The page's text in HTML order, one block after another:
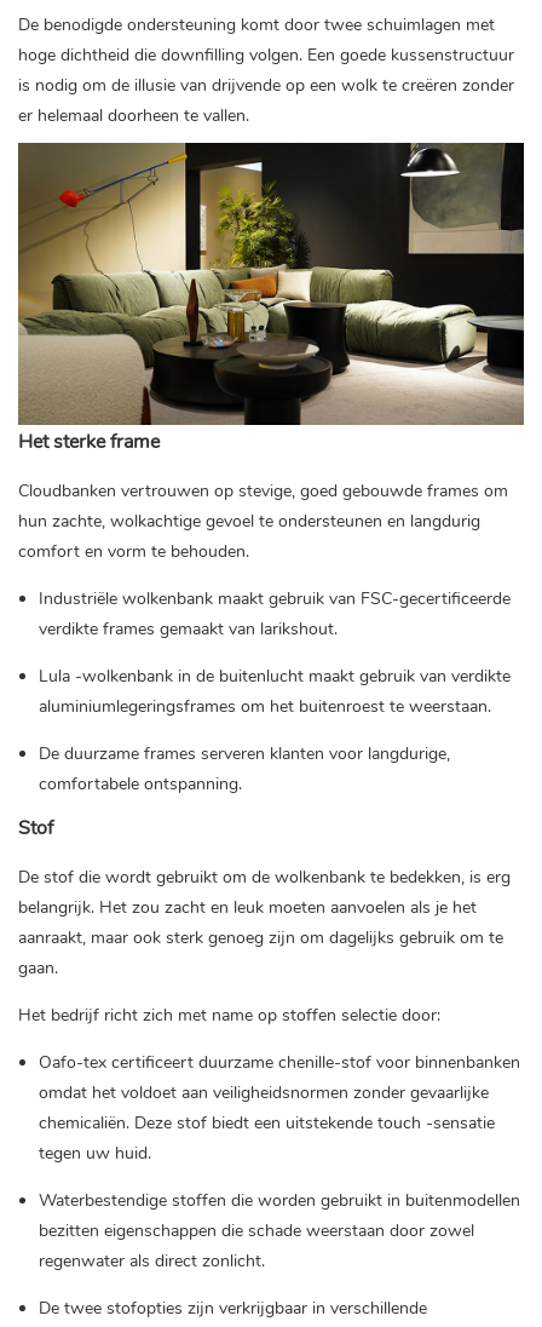
De benodigde ondersteuning komt door twee schuimlagen met
hoge dichtheid die downfilling volgen. Een goede kussenstructuur
is nodig om de illusie van drijvende op een wolk te creëren zonder
er helemaal doorheen te vallen.
Het sterke frame
Cloudbanken vertrouwen op stevige, goed gebouwde frames om
hun zachte, wolkachtige gevoel te ondersteunen en langdurig
comfort en vorm te behouden.
Industriële wolkenbank maakt gebruik van FSC-gecertificeerde
verdikte frames gemaakt van larikshout.
Lula -wolkenbank in de buitenlucht maakt gebruik van verdikte
aluminiumlegeringsframes om het buitenroest te weerstaan.
De duurzame frames serveren klanten voor langdurige,
comfortabele ontspanning.
Stof
De stof die wordt gebruikt om de wolkenbank te bedekken, is erg
belangrijk. Het zou zacht en leuk moeten aanvoelen als je het
aanraakt, maar ook sterk genoeg zijn om dagelijks gebruik om te
gaan.
Het bedrijf richt zich met name op stoffen selectie door:
Oafo-tex certificeert duurzame chenille-stof voor binnenbanken
omdat het voldoet aan veiligheidsnormen zonder gevaarlijke
chemicaliën. Deze stof biedt een uitstekende touch -sensatie
tegen uw huid.
Waterbestendige stoffen die worden gebruikt in buitenmodellen
bezitten eigenschappen die schade weerstaan ​​door zowel
regenwater als direct zonlicht.
De twee stofopties zijn verkrijgbaar in verschillende